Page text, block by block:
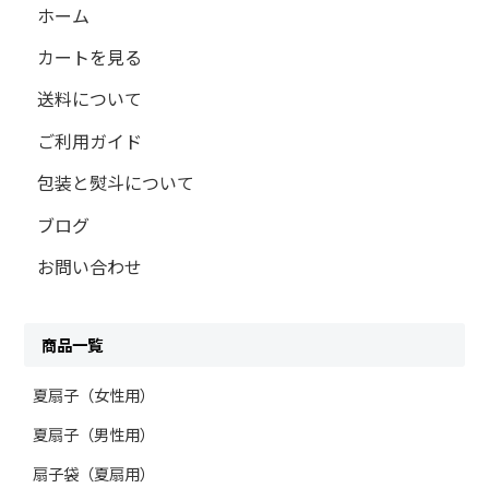
ホーム
カートを見る
送料について
ご利用ガイド
包装と熨斗について
ブログ
お問い合わせ
商品一覧
夏扇子（女性用）
夏扇子（男性用）
扇子袋（夏扇用）